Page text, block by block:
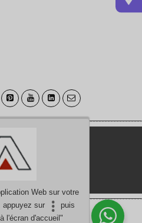
discutez avec nous
Web sur votre
appuyez sur
puis
l'écran d'accueil"